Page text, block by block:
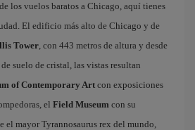
los vuelos baratos a Chicago, aquí tienes
El edificio más alto de Chicago y de
Tower, con 443 metros de altura y desde
suelo de cristal, las vistas resultan
of Contemporary Art con exposiciones
el Field Museum con su
el mayor Tyrannosaurus rex del mundo,